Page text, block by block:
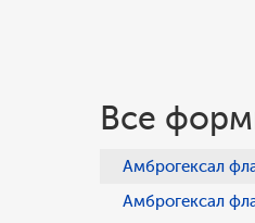
Все
Амброгексал
Амброгексал